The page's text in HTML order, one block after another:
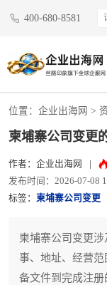
400-680-8581
位置： 企业出海网 >
柬埔寨公司变更
作者：企业出海网
发布时间：2026-07-08
标签： 柬埔寨公司变更
柬埔寨公司变更
事、地址、经营
备文件到完成注